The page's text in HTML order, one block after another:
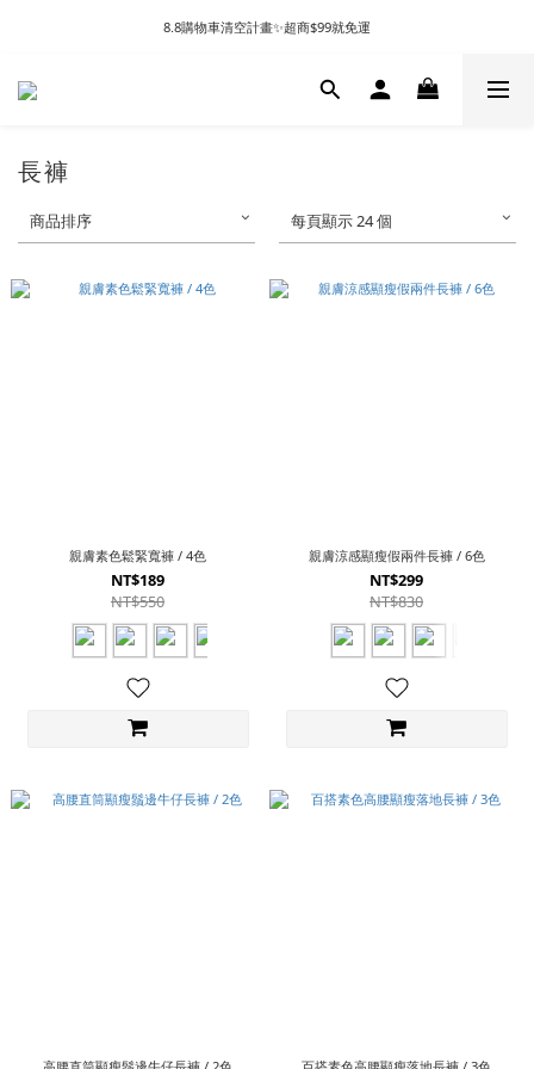
8.8購物車清空計畫✨超商$99就免運
長褲
商品排序 每頁顯示 24 個
親膚素色鬆緊寬褲 / 4色
NT$189
NT$550
親膚涼感顯瘦假兩件長褲 / 6色
NT$299
NT$830